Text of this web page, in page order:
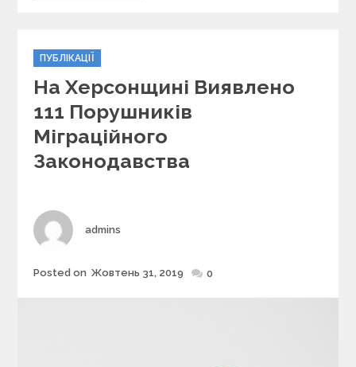
C
a
g
o
r
i
ПУБЛІКАЦІЇ
На Херсонщині Виявлено
111 Порушників
Міграційного
Законодавства
Author
admins
Posted
Posted on Жовтень 31, 2019 0